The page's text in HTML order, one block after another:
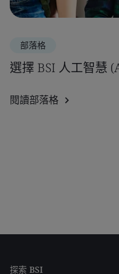
部落格
選擇 BSI 人工智慧
閱讀部落格
探索 BSI